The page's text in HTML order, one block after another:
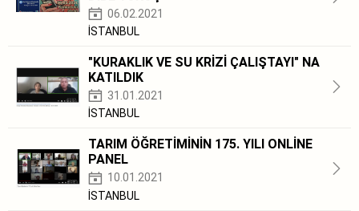
06.02.2021
İSTANBUL
"KURAKLIK VE SU KRİZİ ÇALIŞTAYI" NA
KATILDIK
31.01.2021
İSTANBUL
TARIM ÖĞRETİMİNİN 175. YILI ONLİNE
PANEL
10.01.2021
İSTANBUL